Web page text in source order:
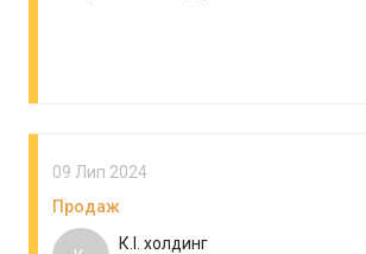
09 Лип 2024
Продаж
К.І. холдинг